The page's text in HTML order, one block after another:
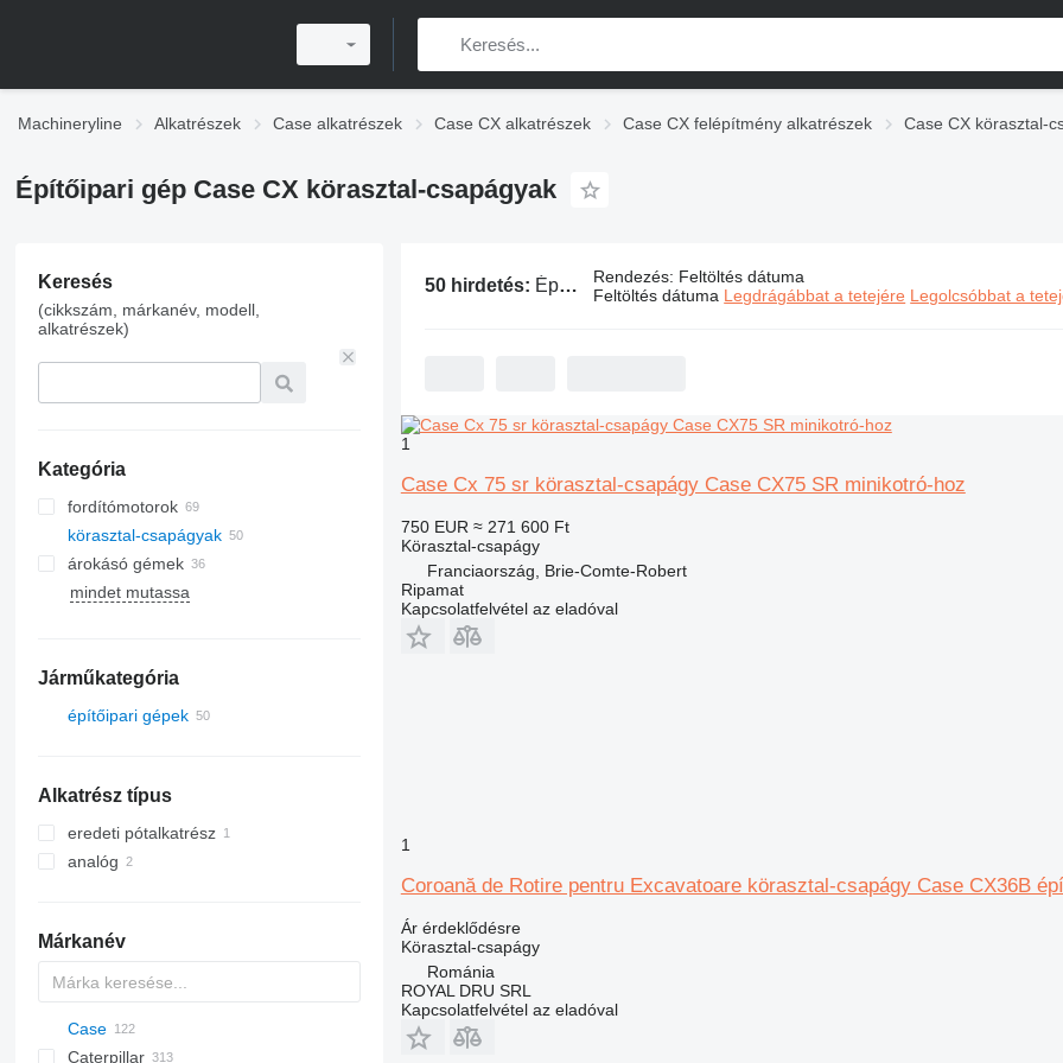
Machineryline Alkatrészek Case alkatrészek Case CX alkatrészek Case CX felépítmény alkatrészek Case CX körasztal-
Építőipari gép Case CX körasztal-csapágyak
Keresés
(cikkszám, márkanév, modell,
alkatrészek)
Kategória
fordítómotorok
körasztal-csapágyak
árokásó gémek
mindet mutassa
Járműkategória
építőipari gépek
árokásó
Alkatrész típus
eredeti pótalkatrész
analóg
Márkanév
AZ
AX
260LC
1302
BC
320
323
Case
450
Caterpillar
50 hirdetés: Építőipari gép Case CX körasztal-csapágyak Rendezés: Feltöltés dátuma
Feltöltés dátuma Legdrágábbat a tetejére Legolcsóbbat a
1
Case Cx 75 sr körasztal-csapágy Case CX75 SR minikotró-hoz
750 EUR ≈ 271 600 Ft
Körasztal-csapágy
Franciaország, Brie-Comte-Robert
Ripamat
Kapcsolatfelvétel az eladóval
1
Coroană de Rotire pentru Excavatoare körasztal-csapágy Case CX36B
Ár érdeklődésre
Körasztal-csapágy
Románia
ROYAL DRU SRL
Kapcsolatfelvétel az eladóval